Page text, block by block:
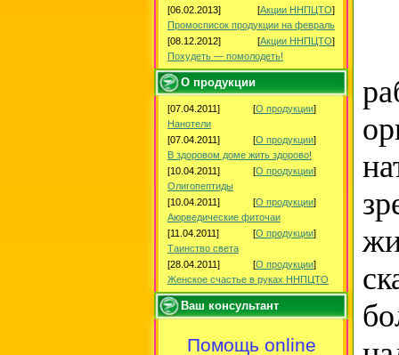
[06.02.2013]
[Акции ННПЦТО]
Промосписок продукции на февраль
[08.12.2012]
[Акции ННПЦТО]
Похудеть — помолодеть!
О продукции
[07.04.2011] [О продукции]
Нанотели
[07.04.2011]
[О продукции]
В здоровом доме жить здорово!
[10.04.2011]
[О продукции]
Олигопептиды
[10.04.2011]
[О продукции]
Аюрведические фиточаи
[11.04.2011]
[О продукции]
Таинство света
[28.04.2011]
[О продукции]
Женское счастье в руках ННПЦТО
Ваш консультант
Помощь online